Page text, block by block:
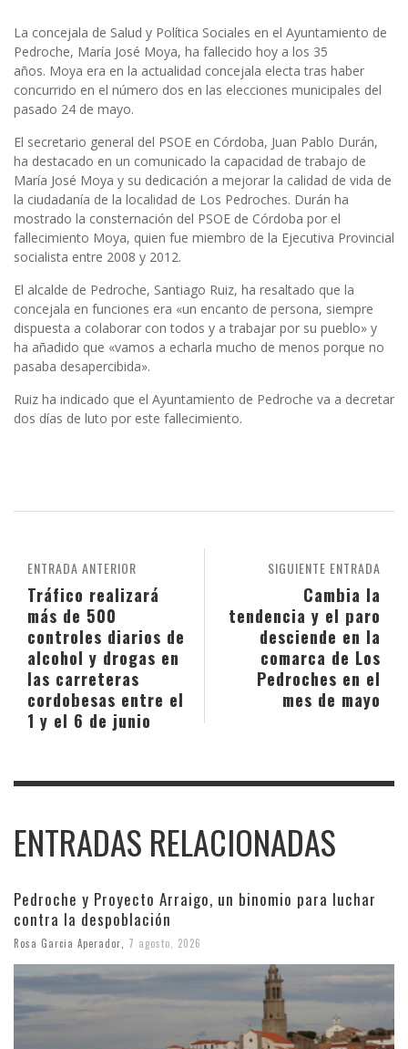
La concejala de Salud y Política Sociales en el Ayuntamiento de
Pedroche, María José Moya, ha fallecido hoy a los 35
años. Moya era en la actualidad concejala electa tras haber
concurrido en el número dos en las elecciones municipales del
pasado 24 de mayo.
El secretario general del PSOE en Córdoba, Juan Pablo Durán,
ha destacado en un comunicado la capacidad de trabajo de
María José Moya y su dedicación a mejorar la calidad de vida de
la ciudadanía de la localidad de Los Pedroches. Durán ha
mostrado la consternación del PSOE de Córdoba por el
fallecimiento Moya, quien fue miembro de la Ejecutiva Provincial
socialista entre 2008 y 2012.
El alcalde de Pedroche, Santiago Ruiz, ha resaltado que la
concejala en funciones era «un encanto de persona, siempre
dispuesta a colaborar con todos y a trabajar por su pueblo» y
ha añadido que «vamos a echarla mucho de menos porque no
pasaba desapercibida».
Ruiz ha indicado que el Ayuntamiento de Pedroche va a decretar
dos días de luto por este fallecimiento.
SIGUIENTE ENTRADA
Cambia la
tendencia y el paro
desciende en la
comarca de Los
Pedroches en el
mes de mayo
ENTRADA ANTERIOR
Tráfico realizará
más de 500
controles diarios de
alcohol y drogas en
las carreteras
cordobesas entre el
1 y el 6 de junio
ENTRADAS RELACIONADAS
Pedroche y Proyecto Arraigo, un binomio para luchar
contra la despoblación
Rosa Garcia Aperador, 7 agosto, 2026